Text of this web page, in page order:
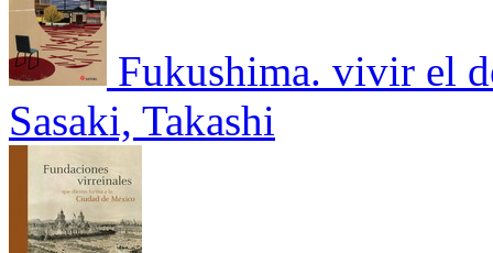
Fukushima. vivir el
Sasaki, Takashi